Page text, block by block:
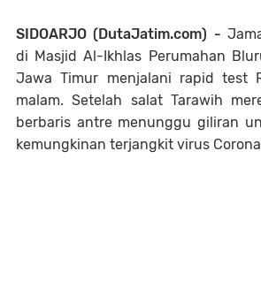
SIDOARJO (DutaJatim.com) -
di Masjid Al-Ikhlas Perumahan
Jawa Timur menjalani rapid test
malam. Setelah salat Tarawih
berbaris antre menunggu giliran
kemungkinan terjangkit virus